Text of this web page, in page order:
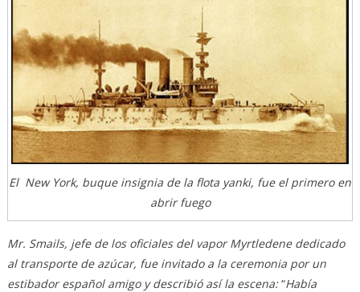
El New York, buque insignia de la flota yanki, fue el primero en
abrir fuego
Mr. Smails, jefe de los oficiales del vapor Myrtledene dedicado
al transporte de azúcar, fue invitado a la ceremonia por un
estibador español amigo ydescribió así la escena:“Había